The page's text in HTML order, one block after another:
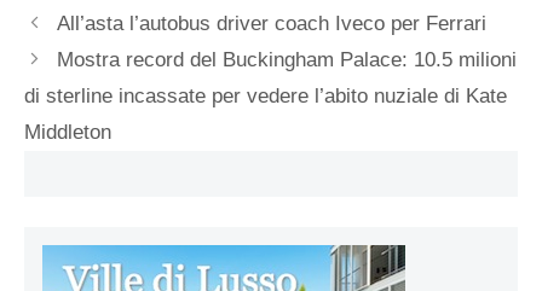
All’asta l’autobus driver coach Iveco per Ferrari
Mostra record del Buckingham Palace: 10.5 milioni
di sterline incassate per vedere l’abito nuziale di Kate
Middleton